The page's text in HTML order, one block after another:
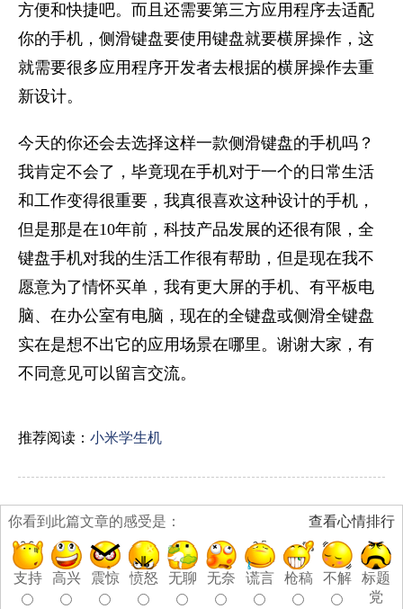
方便和快捷吧。而且还需要第三方应用程序去适配
你的手机，侧滑键盘要使用键盘就要横屏操作，这
就需要很多应用程序开发者去根据的横屏操作去重
新设计。
今天的你还会去选择这样一款侧滑键盘的手机吗？
我肯定不会了，毕竟现在手机对于一个的日常生活
和工作变得很重要，我真很喜欢这种设计的手机，
但是那是在10年前，科技产品发展的还很有限，全
键盘手机对我的生活工作很有帮助，但是现在我不
愿意为了情怀买单，我有更大屏的手机、有平板电
脑、在办公室有电脑，现在的全键盘或侧滑全键盘
实在是想不出它的应用场景在哪里。谢谢大家，有
不同意见可以留言交流。
推荐阅读： 小米学生机
查看心情排行
你看到此篇文章的感受是：
支持 高兴 震惊 愤怒 无聊 无奈 谎言 枪稿 不解
标题
党